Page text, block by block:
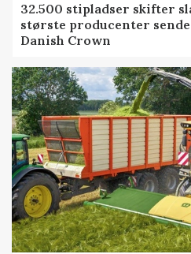
32.500 stipladser skifter
største producenter
Danish Crown